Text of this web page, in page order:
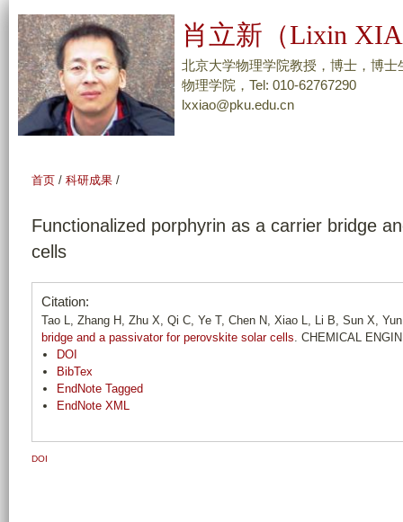
转
到
容
肖立新（Lixin
北京大学物理学院教授，博士，博士
物理学院，Tel: 010-62767290
lxxiao@pku.edu.cn
首页 / 科研成果 /
Functionalized porphyrin as a carrier bridge
cells
Citation:
Tao L, Zhang H, Zhu X, Qi C, Ye T, Chen N, Xiao L, Li B, Sun X,
bridge and a passivator for perovskite solar cells. CHEMICAL
DOI
BibTex
EndNote Tagged
EndNote XML
DOI